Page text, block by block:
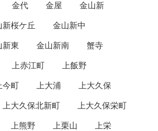
金代 金屋
金山新
新桜ケ丘
金山新中
新東 金山新南
蟹寺
上赤江町
上飯野
今町 上大浦
上大久保
上大久保北新町
上大久保栄町
上熊野 上栗山
上栄